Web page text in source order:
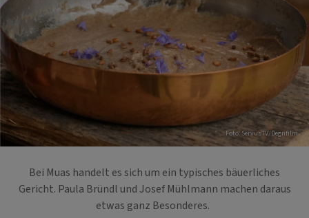
Foto: ServusTV/Degnfilm
Bei Muas handelt es sich um ein typisches bäuerliches
Gericht. Paula Bründl und Josef Mühlmann machen daraus
etwas ganz Besonderes.